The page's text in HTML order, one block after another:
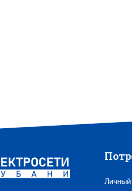
Личный